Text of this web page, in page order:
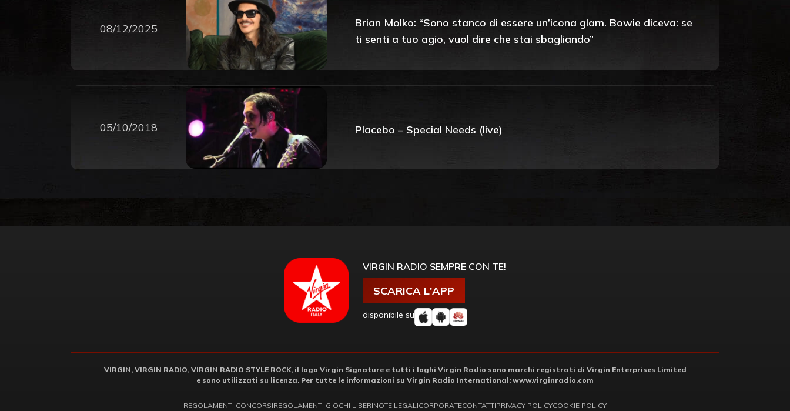
08/12/2025
Brian Molko: “Sono stanco di essere un’icona glam. Bowie diceva: se
ti senti a tuo agio, vuol dire che stai sbagliando”
05/10/2018 Placebo – Special Needs (live)
VIRGIN RADIO SEMPRE CON TE!
SCARICA L'APP
disponibile su
VIRGIN, VIRGIN RADIO, VIRGIN RADIO STYLE ROCK, il logo Virgin Signature e tutti i loghi Virgin Radio sono marchi registrati di Virgin Enterprises Limited
e sono utilizzati su licenza. Per tutte le informazioni su Virgin Radio International: www.virginradio.com
REGOLAMENTI CONCORSIREGOLAMENTI GIOCHI LIBERINOTE LEGALICORPORATECONTATTIPRIVACY POLICYCOOKIE POLICY